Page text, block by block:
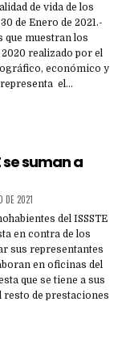
de vida de los
de Enero de 2021.-
que muestran los
realizado por el
económico y
representa el…
se suman a
DE 2021
del ISSSTE
en contra de los
sus representantes
en oficinas del
que se tiene a sus
resto de prestaciones